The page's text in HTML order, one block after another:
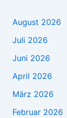
August 2026
Juli 2026
Juni 2026
April 2026
März 2026
Februar 2026